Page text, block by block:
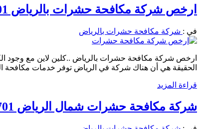
ارخص شركة مكافحة حشرات بالرياض 0556501701 خصم 39% مكافحة جميع الحشرات والقوارض
في : شركة مكافحة حشرات بالرياض
ارخص شركة مكافحة حشرات بالرياض ..كلين لاين مع وجود
الحقيقة هي أن هناك شركة في الرياض توفر خدمات مكافحة
قراءة المزيد
شركة مكافحة حشرات شمال الرياض 0556501701 مكافحة الصراصير النمل الابيض الفئران البق